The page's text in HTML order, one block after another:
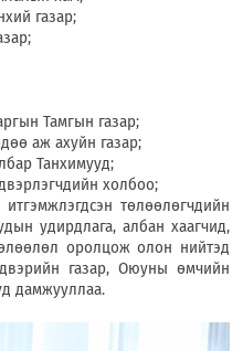
газар;
Тамгын газар;
аж ахуйн газар;
Танхимууд;
холбоо;
төлөөлөгчдийн
удирдлага, албан хаагчид,
оролцож олон нийтэд
газар, Оюуны өмчийн
дамжууллаа.